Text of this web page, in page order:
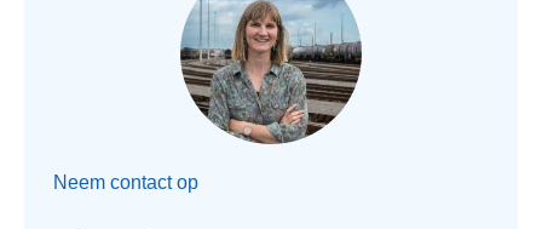
Neem contact op